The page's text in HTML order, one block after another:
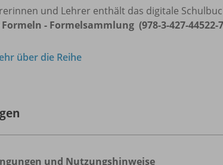
und Lehrer enthält das digitale
- Formelsammlung (978-3-427-44522-
über die Reihe
und Nutzungshinweise